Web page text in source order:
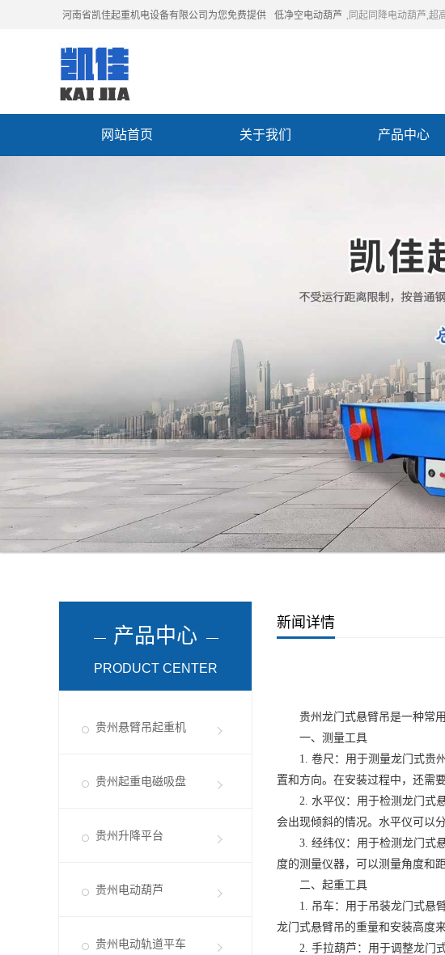
河南省凯佳起重机电设备有限公司为您免费提供 低净空电动葫芦 ,同起同降电动葫芦,超
网站首页 关于我们 产品中心
产品中心
PRODUCT CENTER
贵州悬臂吊起重机
贵州起重电磁吸盘
贵州升降平台
贵州电动葫芦
贵州电动轨道平车
新闻详情
贵州龙门式悬臂吊是一种常
一、测量工具
1. 卷尺：用于测量龙门式贵
置和方向。在安装过程中，还需
2. 水平仪：用于检测龙门式悬
会出现倾斜的情况。水平仪可以
3. 经纬仪：用于检测龙门式悬
度的测量仪器，可以测量角度和
二、起重工具
1. 吊车：用于吊装龙门式悬臂
龙门式悬臂吊的重量和安装高度
2. 手拉葫芦：用于调整龙门式